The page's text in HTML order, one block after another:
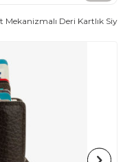
Mekanizmalı Deri Kartlık